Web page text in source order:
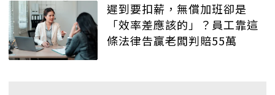
遲到要扣薪，無償加班卻是
「效率差應該的」？員工靠這
條法律告贏老闆判賠55萬